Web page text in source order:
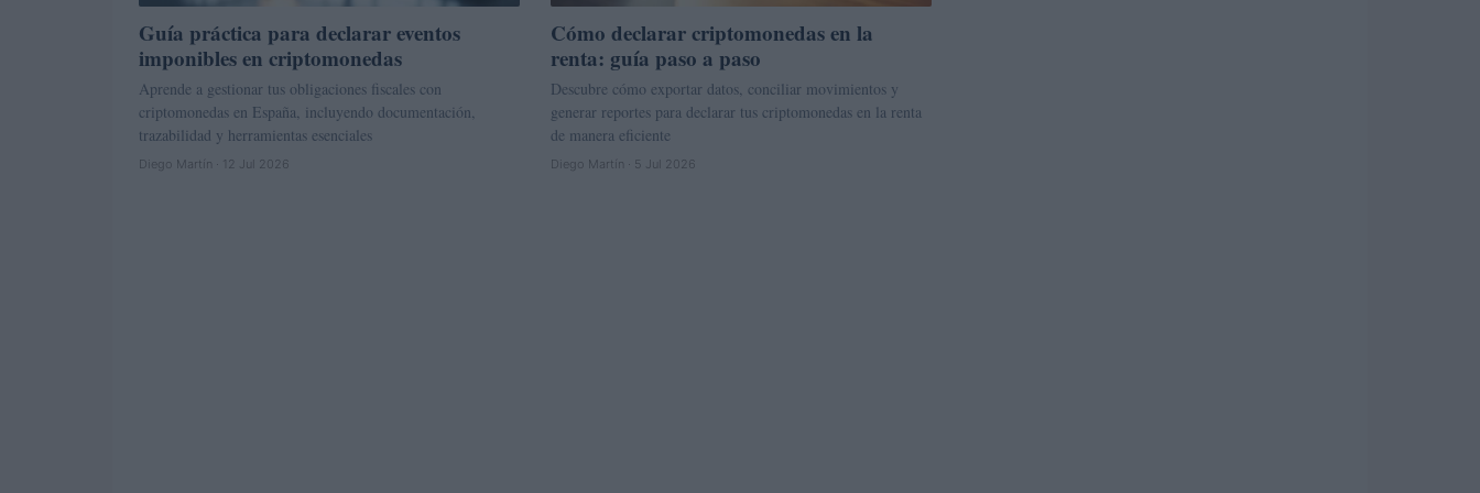
Guía práctica para declarar eventos
imponibles en criptomonedas
Aprende a gestionar tus obligaciones fiscales con
criptomonedas en España, incluyendo documentación,
trazabilidad y herramientas esenciales
Diego Martín · 12 Jul 2026
Cómo declarar criptomonedas en la
renta: guía paso a paso
Descubre cómo exportar datos, conciliar movimientos y
generar reportes para declarar tus criptomonedas en la renta
de manera eficiente
Diego Martín · 5 Jul 2026